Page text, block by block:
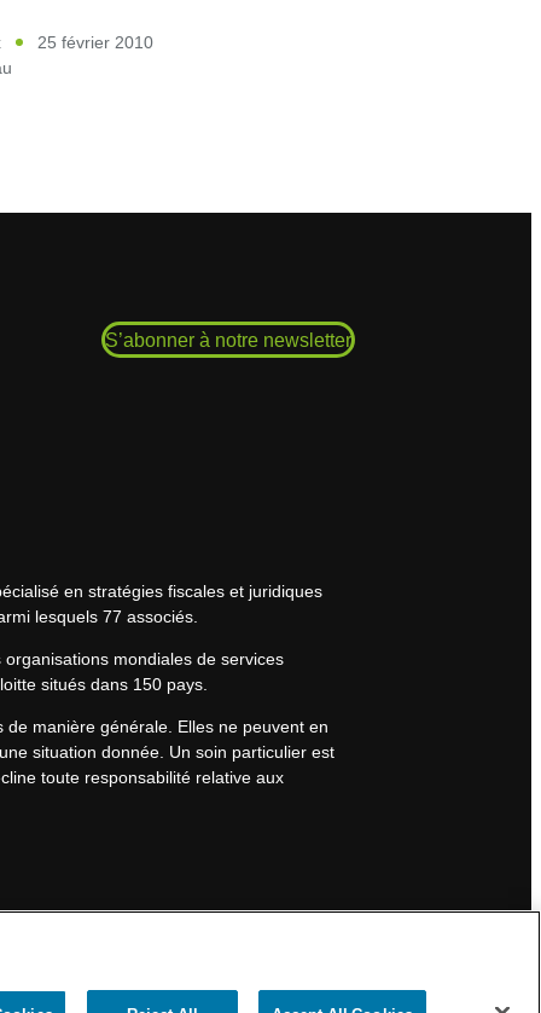
25 février 2010
S’abonner à notre newsletter
en stratégies fiscales et juridiques
lesquels 77 associés.
mondiales de services
situés dans 150 pays.
manière générale. Elles ne peuvent en
situation donnée. Un soin particulier est
toute responsabilité relative aux